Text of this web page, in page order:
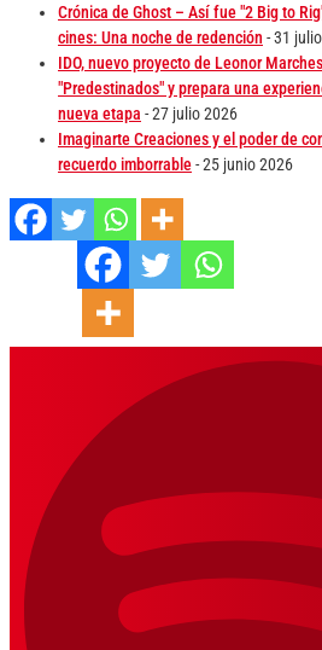
Crónica de Ghost – Así fue "2 Big to
cines: Una noche de redención - 31
IDO, nuevo proyecto de Leonor
"Predestinados" y prepara una
nueva etapa - 27 julio 2026
Imaginarte Creaciones y el poder de
recuerdo imborrable- 25 junio 2026